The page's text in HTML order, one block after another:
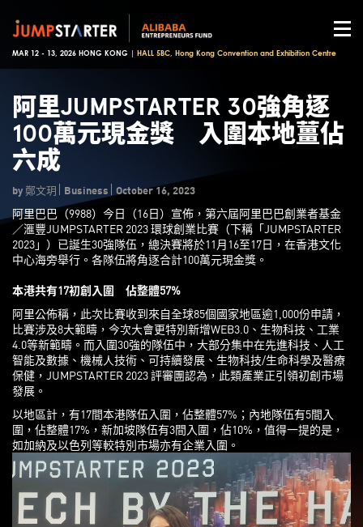
MAR 12 - 13, 2026 HONG KONG | HALL 5BC, Hong Kong Convention and Exhibition Centre
阿里JUMPSTARTER 30強角逐
100萬元現金獎 入圍本地薑佔
六成
by 鄭文玥 Business October 16, 2023
阿里巴巴（9988）今日（16日）宣佈，第六屆阿里巴巴創業者基金
／滙豐JUMPSTARTER 2023 環球創業比賽（下稱「JUMPSTARTER
2023」）已誕生30強隊伍，總決賽將於11月16至17日，在香港文化
中心海旁舉行。各隊伍將角逐合計100萬元現金獎。
本港共有17初創入圍 佔整體57%
阿里公佈稱，此次比賽收到來自全球85個國家地區逾1,000份申請，
比賽涉及8大範疇，今次大會更特別新增WEB3.0、生物科技、工業
4.0等新範疇。而入圍30強的隊伍中，大部分集中在先進科技、人工
智能及數據、機械人技術、可持續發展、生物科技/生命科學及醫療
保健，JUMPSTARTER 2023 評審團認為，此類產業正引領初創市場
發展。
以地區計，有17間本港隊伍入圍，佔整體57%；內地隊伍有5間入
圍，佔整體17%，新加坡隊伍有3間入圍，佔10%，值得一提的是，
如加納及以色列等較特別市場亦有企業入圍。